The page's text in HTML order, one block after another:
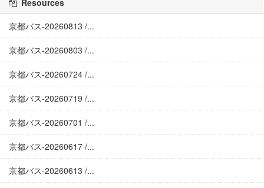
Resources
京都バス-20260813 /...
京都バス-20260803 /...
京都バス-20260724 /...
京都バス-20260719 /...
京都バス-20260701 /...
京都バス-20260617 /...
京都バス-20260613 /...